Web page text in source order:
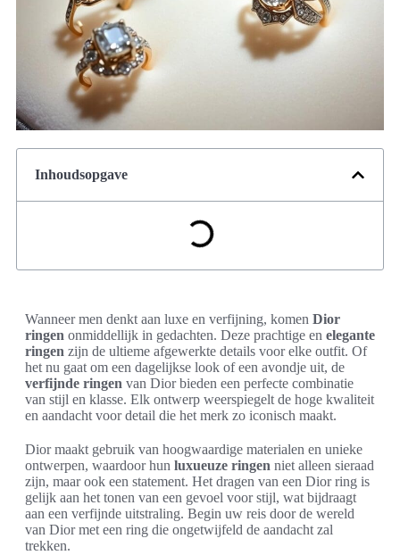
Inhoudsopgave
Wanneer men denkt aan luxe en verfijning, komen Dior
ringen onmiddellijk in gedachten. Deze prachtige en elegante
ringen zijn de ultieme afgewerkte details voor elke outfit. Of
het nu gaat om een dagelijkse look of een avondje uit, de
verfijnde ringen van Dior bieden een perfecte combinatie
van stijl en klasse. Elk ontwerp weerspiegelt de hoge kwaliteit
en aandacht voor detail die het merk zo iconisch maakt.
Dior maakt gebruik van hoogwaardige materialen en unieke
ontwerpen, waardoor hun luxueuze ringen niet alleen sieraad
zijn, maar ook een statement. Het dragen van een Dior ring is
gelijk aan het tonen van een gevoel voor stijl, wat bijdraagt
aan een verfijnde uitstraling. Begin uw reis door de wereld
van Dior met een ring die ongetwijfeld de aandacht zal
trekken.